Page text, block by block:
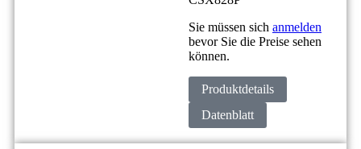
Sie müssen sich anmelden
bevor Sie die Preise sehen
können.
Produktdetails
Datenblatt